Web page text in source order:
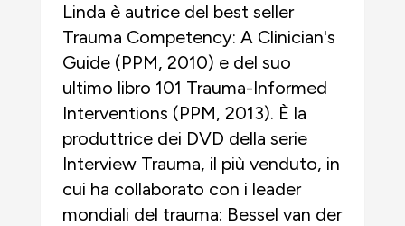
Linda è autrice del best seller
Trauma Competency: A Clinician's
Guide (PPM, 2010) e del suo
ultimo libro 101 Trauma-Informed
Interventions (PPM, 2013). È la
produttrice dei DVD della serie
Interview Trauma, il più venduto, in
cui ha collaborato con i leader
mondiali del trauma: Bessel van der